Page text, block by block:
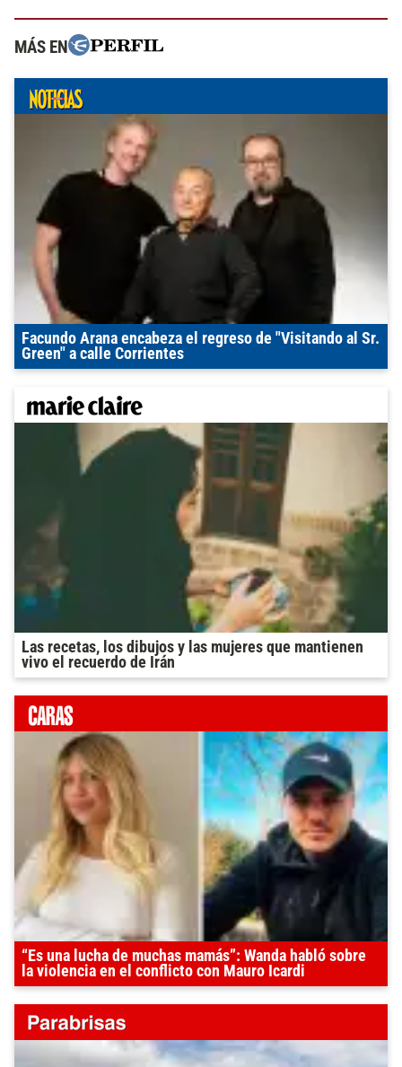
MÁS EN
Facundo Arana encabeza el regreso de "Visitando al Sr.
Green" a calle Corrientes
Las recetas, los dibujos y las mujeres que mantienen
vivo el recuerdo de Irán
“Es una lucha de muchas mamás”: Wanda habló sobre
la violencia en el conflicto con Mauro Icardi